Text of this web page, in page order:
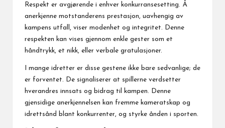
Respekt er avgjørende i enhver konkurransesetting. Å
anerkjenne motstanderens prestasjon, uavhengig av
kampens utfall, viser modenhet og integritet. Denne
respekten kan vises gjennom enkle gester som et
håndtrykk, et nikk, eller verbale gratulasjoner.
I mange idretter er disse gestene ikke bare sedvanlige; de
er forventet. De signaliserer at spillerne verdsetter
hverandres innsats og bidrag til kampen. Denne
gjensidige anerkjennelsen kan fremme kameratskap og
idrettsånd blant konkurrenter, og styrke ånden i sporten.